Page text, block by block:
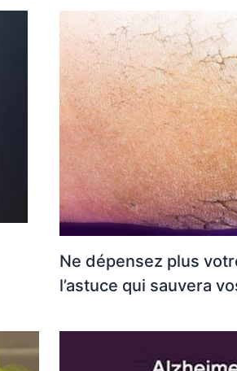
Ne dépensez plus
l’astuce qui sauvera